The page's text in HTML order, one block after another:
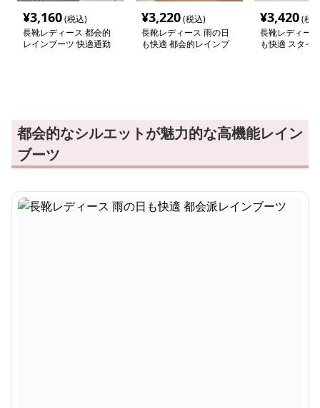
¥3,160(税込)
長靴レディース 都会的
レインブーツ 快適通勤
¥3,220(税込)
長靴レディース 雨の日
も快適 都会的レインブ
¥3,420(税
長靴レディー
も快適 スタイ
都会的なシルエットが魅力的な高機能レイン
ブーツ